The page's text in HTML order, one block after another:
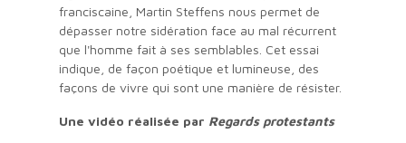
franciscaine, Martin Steffens nous permet de
dépasser notre sidération face au mal récurrent
que l'homme fait à ses semblables. Cet essai
indique, de façon poétique et lumineuse, des
façons de vivre qui sont une manière de résister.
Une vidéo réalisée par Regards protestants